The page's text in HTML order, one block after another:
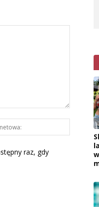
raz, gdy